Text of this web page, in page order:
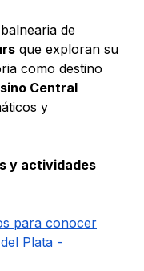
de
que exploran su
como destino
Central
y
y actividades
para conocer
Plata -